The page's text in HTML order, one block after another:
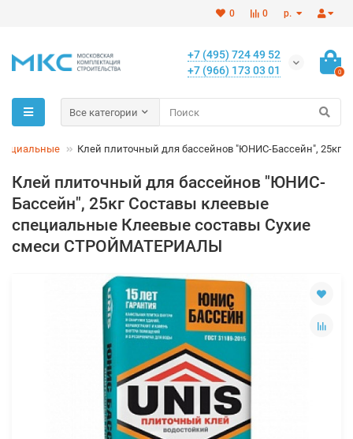
р.
0
0
+7 (495) 724 49 52
+7 (966) 173 03 01
0
Все категории
Клей плиточный для бассейнов "ЮНИС-Бассейн", 25кг
Клей плиточный для бассейнов "ЮНИС-
Бассейн", 25кг Составы клеевые
специальные Клеевые составы Сухие
смеси СТРОЙМАТЕРИАЛЫ